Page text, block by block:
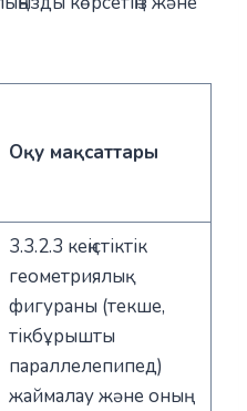
Оқу мақсаттары
3.3.2.3 кеңістіктік
геометриялық
фигураны (текше,
тікбұрышты
параллелепипед)
жаймалау және оның